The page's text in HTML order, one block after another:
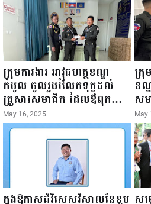
ការស៉ីវិល នៃក្រសួងព័ត៌មាន...
ក្រុមការងារ អាវុធហត្ថខណ្ឌ
កំបូល ចូលរួមរំលែកទុក្ខដល់
គ្រួសារសមាជិក ដែលឪពុកក្មេក
របស់លោកទទួលមរណៈភាព!
May 16, 2025
ក្រុ
ខ
ស
ចរ
នៅ
May
ក្នុងឱកាសដ៏វិសេសវិសាលនៃខួប ស